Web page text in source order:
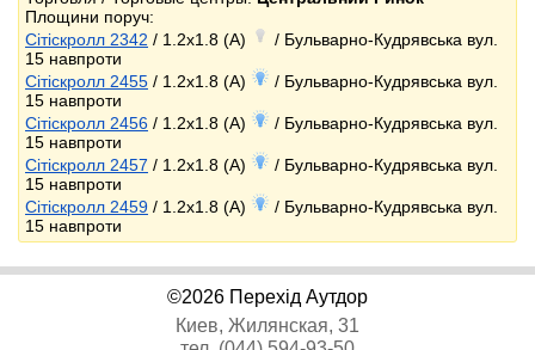
Площини поруч:
Сітіскролл 2342 / 1.2x1.8 (A)
/ Бульварно-Кудрявська вул.
15 навпроти
Сітіскролл 2455 / 1.2x1.8 (A)
/ Бульварно-Кудрявська вул.
15 навпроти
Сітіскролл 2456 / 1.2x1.8 (A)
/ Бульварно-Кудрявська вул.
15 навпроти
Сітіскролл 2457 / 1.2x1.8 (A)
/ Бульварно-Кудрявська вул.
15 навпроти
Сітіскролл 2459 / 1.2x1.8 (A)
/ Бульварно-Кудрявська вул.
15 навпроти
©2026 Перехід Аутдор
Киев, Жилянская, 31